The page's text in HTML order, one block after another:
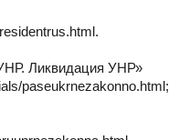
Ликвидация УНР»
paseukrnezakonno.html;